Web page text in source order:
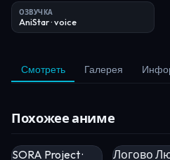
ОЗВУЧКА
AniStar· voice
Смотреть Галерея
Похожее аниме
SORA Project ·
Логово